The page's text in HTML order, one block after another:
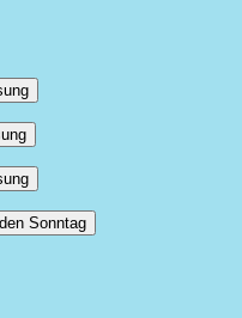
Sonntag